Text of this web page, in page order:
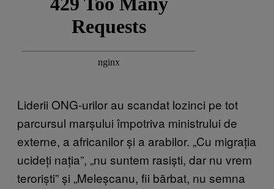
Liderii ONG-urilor au scandat lozinci pe tot
parcursul marșului împotriva ministrului de
externe, a africanilor și a arabilor. „Cu migrația
ucideți nația”, „nu suntem rasiști, dar nu vrem
teroriști” și „Meleșcanu, fii bărbat, nu semna